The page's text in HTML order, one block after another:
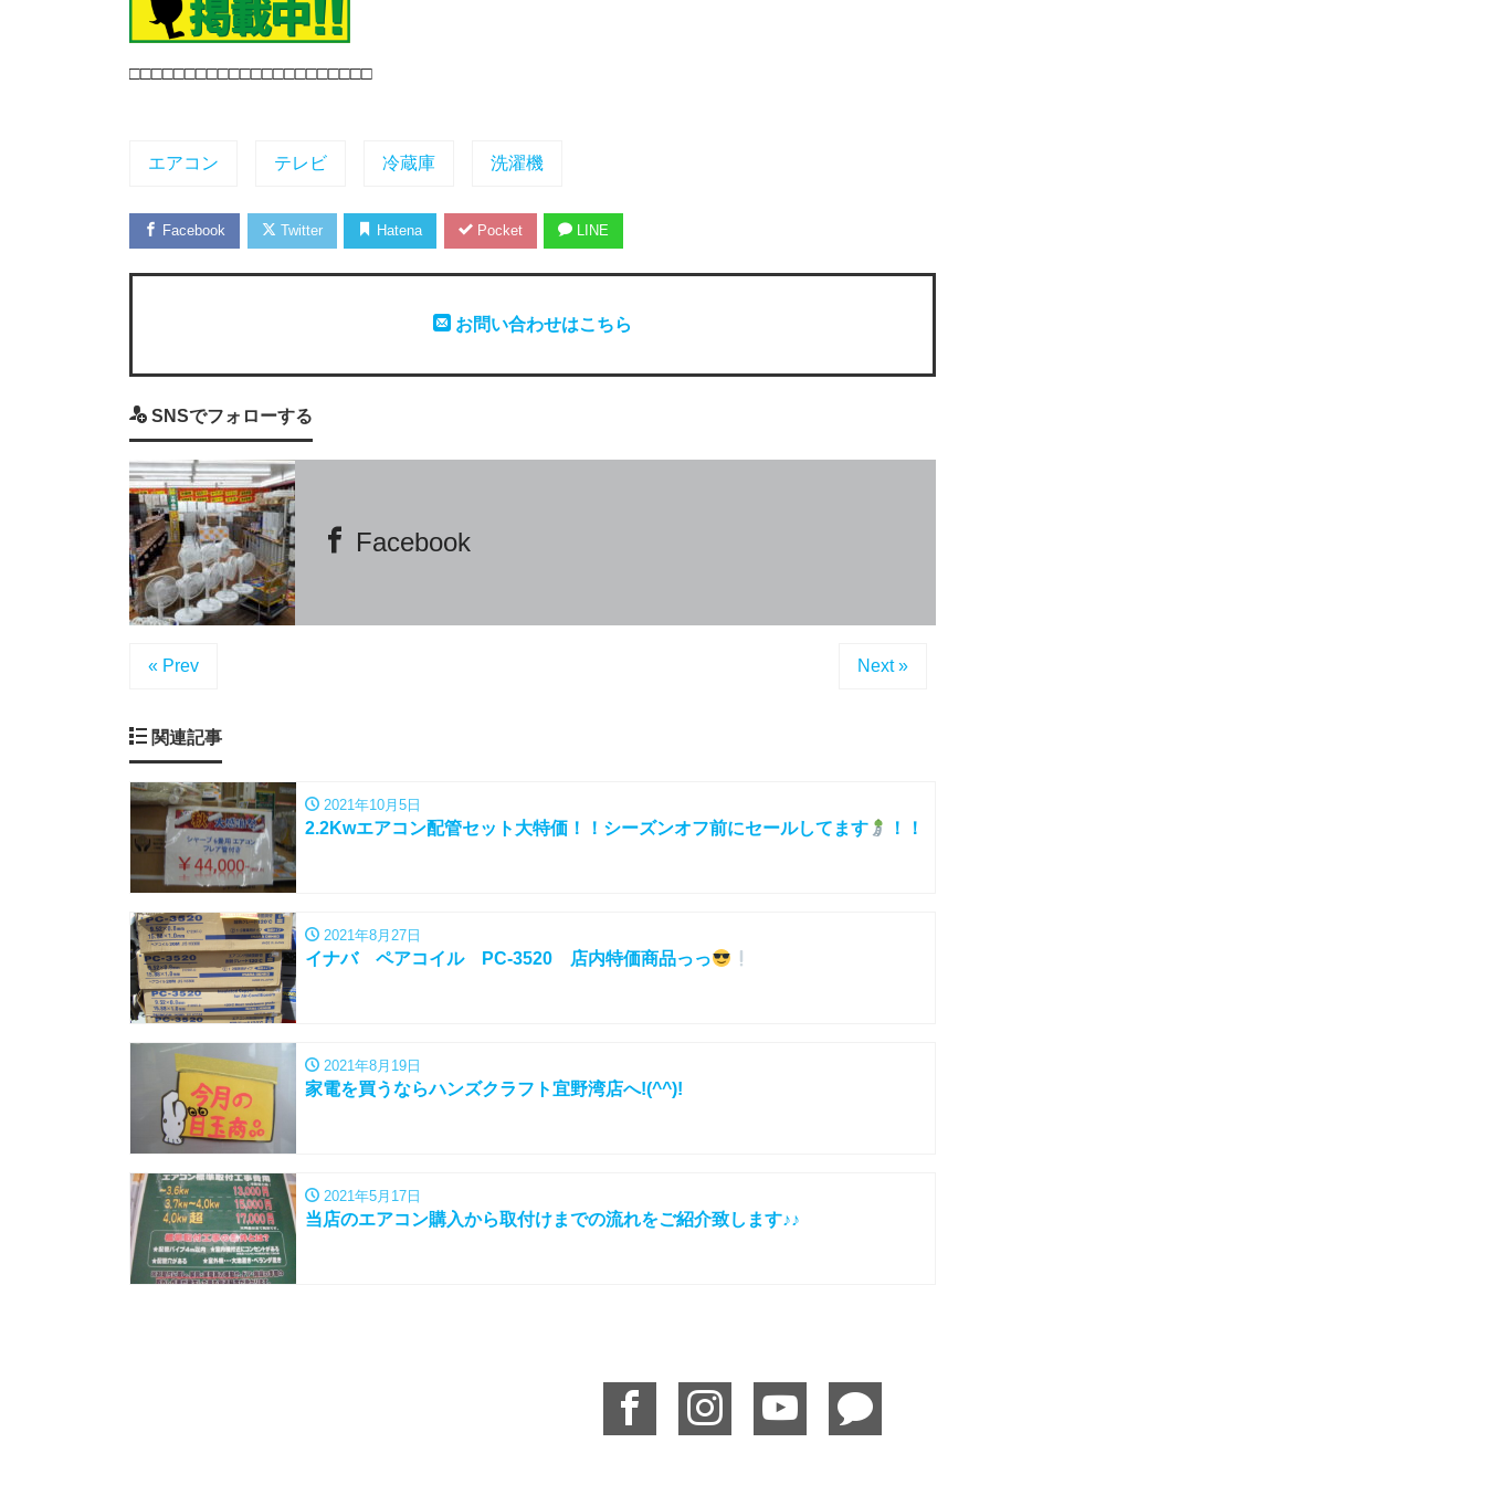
□□□□□□□□□□□□□□□□□□□□□□
エアコン テレビ 冷蔵庫 洗濯機
Facebook Twitter Hatena Pocket LINE
お問い合わせはこちら
SNSでフォローする
Facebook
« Prev Next »
関連記事
2021年10月5日
2.2Kwエアコン配管セット大特価！！シーズンオフ前にセールしてます ！！
2021年8月27日
イナバ ペアコイル PC-3520 店内特価商品っっ
2021年8月19日
家電を買うならハンズクラフト宜野湾店へ!(^^)!
2021年5月17日
当店のエアコン購入から取付けまでの流れをご紹介致します♪♪